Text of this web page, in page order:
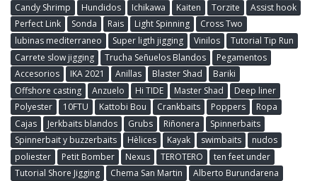
Candy Shrimp
Hundidos Ichikawa Kaiten Torzite
Assist hook
Perfect Link
Sonda Rais Light Spinning
Cross Two
lubinas mediterraneo
Super ligth jigging Vinilos
Tutorial Tip Run
Carrete slow jigging
Trucha Señuelos Blandos
Pegamentos
Accesorios
IKA 2021 Anillas Blaster Shad
Bariki
Offshore casting
Anzuelo Hi TIDE Master Shad
Deep liner
Polyester
10FTU Kattobi Bou Crankbaits Poppers
Ropa
Cajas
Jerkbaits blandos Grubs Riñonera
Spinnerbaits
Spinnerbait y buzzerbaits
Hèlices Kayak swimbaits
nudos
poliester
Petit Bomber Nexus TEROTERO
ten feet under
Tutorial Shore Jigging
Chema San Martin
Alberto Burundarena